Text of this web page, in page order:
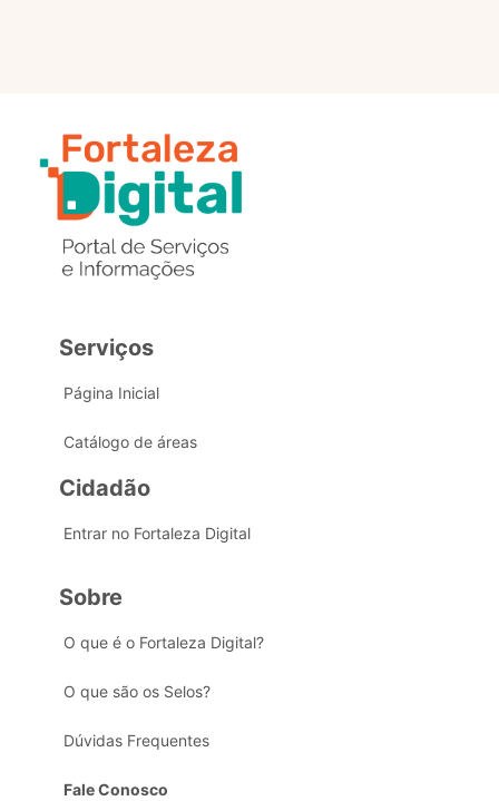
Serviços
Página Inicial
Catálogo de áreas
Cidadão
Entrar no Fortaleza Digital
Sobre
O que é o Fortaleza Digital?
O que são os Selos?
Dúvidas Frequentes
Fale Conosco